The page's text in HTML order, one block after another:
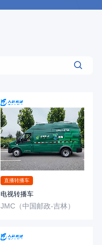
直播转播车
电视转播车
JMC（中国邮政-吉林）